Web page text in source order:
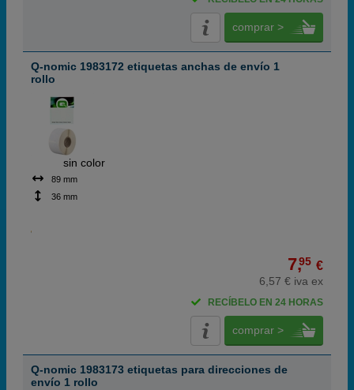
comprar >
Q-nomic 1983172 etiquetas anchas de envío 1
rollo
sin color
89 mm
36 mm
7,95 €
6,57 € iva ex
RECÍBELO EN 24 HORAS
comprar >
Q-nomic 1983173 etiquetas para direcciones de
envío 1 rollo